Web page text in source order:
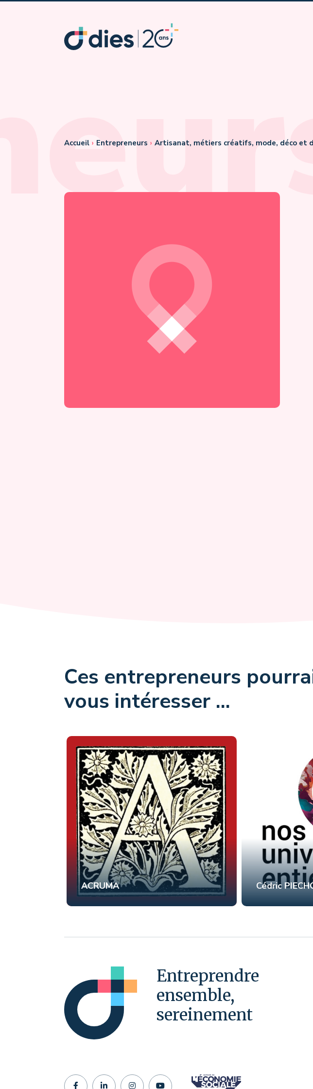
Accueil › Entrepreneurs › Artisanat, métiers créatifs, mode, déco et
Ces entrepreneurs
vous intéresser ...
ACRUMA Cédric
Entreprendre
ensemble,
sereinement